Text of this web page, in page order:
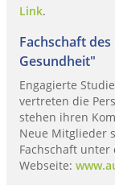
Link.
Fachschaft
Gesundheit"
Engagierte
vertreten die
stehen ihren
Neue Mitglieder
Fachschaft unter
Webseite: